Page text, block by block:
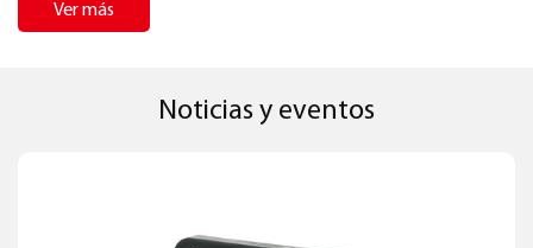
Ver más
Noticias y eventos